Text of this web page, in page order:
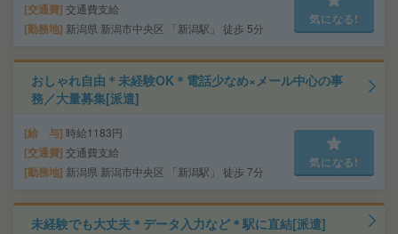
交通費 交通費支給
勤務地 新潟県 新潟市中央区 「新潟駅」 徒歩 5分
気になる!
おしゃれ自由＊未経験OK＊電話少なめ×メール中心の事
務／大量募集[派遣]
給 与 時給1183円
交通費 交通費支給
勤務地 新潟県 新潟市中央区 「新潟駅」 徒歩 7分
気になる!
未経験でも大丈夫＊データ入力など＊駅に直結[派遣]